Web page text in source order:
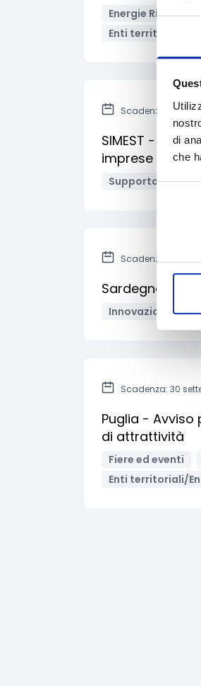
di
che
Energie
Enti territoriali/
Scadenza: Ad
SIMEST -
imprese
Supporto alle
Scadenza: 30
Sardegna -
Innovazione
Scadenza: 30
Puglia -
di attrattività
Fiere ed eventi
Enti territoriali/